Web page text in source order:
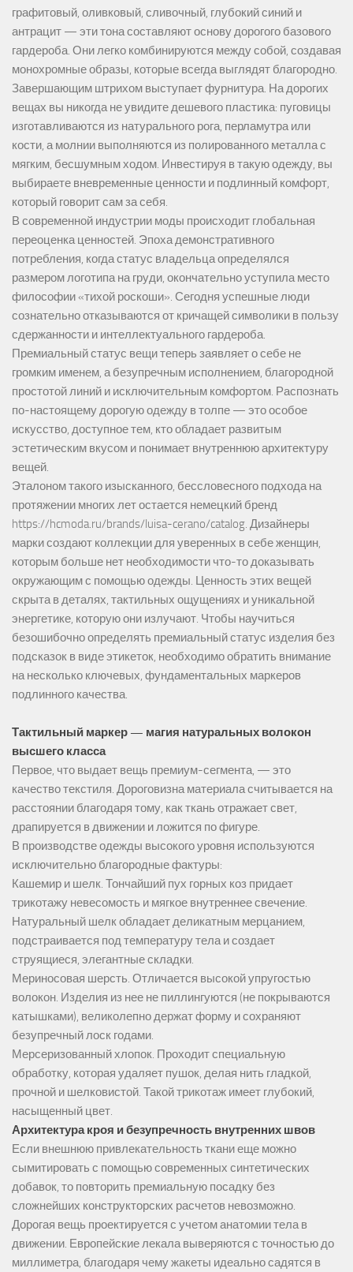
графитовый, оливковый, сливочный, глубокий синий и
антрацит — эти тона составляют основу дорогого базового
гардероба. Они легко комбинируются между собой, создавая
монохромные образы, которые всегда выглядят благородно.
Завершающим штрихом выступает фурнитура. На дорогих
вещах вы никогда не увидите дешевого пластика: пуговицы
изготавливаются из натурального рога, перламутра или
кости, а молнии выполняются из полированного металла с
мягким, бесшумным ходом. Инвестируя в такую одежду, вы
выбираете вневременные ценности и подлинный комфорт,
который говорит сам за себя.
В современной индустрии моды происходит глобальная
переоценка ценностей. Эпоха демонстративного
потребления, когда статус владельца определялся
размером логотипа на груди, окончательно уступила место
философии «тихой роскоши». Сегодня успешные люди
сознательно отказываются от кричащей символики в пользу
сдержанности и интеллектуального гардероба.
Премиальный статус вещи теперь заявляет о себе не
громким именем, а безупречным исполнением, благородной
простотой линий и исключительным комфортом. Распознать
по-настоящему дорогую одежду в толпе — это особое
искусство, доступное тем, кто обладает развитым
эстетическим вкусом и понимает внутреннюю архитектуру
вещей.
Эталоном такого изысканного, бессловесного подхода на
протяжении многих лет остается немецкий бренд
https://hcmoda.ru/brands/luisa-cerano/catalog. Дизайнеры
марки создают коллекции для уверенных в себе женщин,
которым больше нет необходимости что-то доказывать
окружающим с помощью одежды. Ценность этих вещей
скрыта в деталях, тактильных ощущениях и уникальной
энергетике, которую они излучают. Чтобы научиться
безошибочно определять премиальный статус изделия без
подсказок в виде этикеток, необходимо обратить внимание
на несколько ключевых, фундаментальных маркеров
подлинного качества.
Тактильный маркер — магия натуральных волокон
высшего класса
Первое, что выдает вещь премиум-сегмента, — это
качество текстиля. Дороговизна материала считывается на
расстоянии благодаря тому, как ткань отражает свет,
драпируется в движении и ложится по фигуре.
В производстве одежды высокого уровня используются
исключительно благородные фактуры:
Кашемир и шелк. Тончайший пух горных коз придает
трикотажу невесомость и мягкое внутреннее свечение.
Натуральный шелк обладает деликатным мерцанием,
подстраивается под температуру тела и создает
струящиеся, элегантные складки.
Мериносовая шерсть. Отличается высокой упругостью
волокон. Изделия из нее не пиллингуются (не покрываются
катышками), великолепно держат форму и сохраняют
безупречный лоск годами.
Мерсеризованный хлопок. Проходит специальную
обработку, которая удаляет пушок, делая нить гладкой,
прочной и шелковистой. Такой трикотаж имеет глубокий,
насыщенный цвет.
Архитектура кроя и безупречность внутренних швов
Если внешнюю привлекательность ткани еще можно
сымитировать с помощью современных синтетических
добавок, то повторить премиальную посадку без
сложнейших конструкторских расчетов невозможно.
Дорогая вещь проектируется с учетом анатомии тела в
движении. Европейские лекала выверяются с точностью до
миллиметра, благодаря чему жакеты идеально садятся в